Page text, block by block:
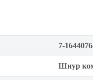
7-
Шнур